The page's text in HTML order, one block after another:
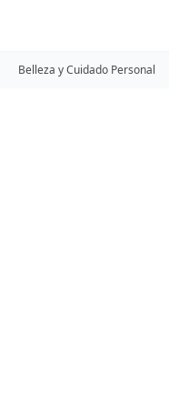
Belleza y Cuidado Personal